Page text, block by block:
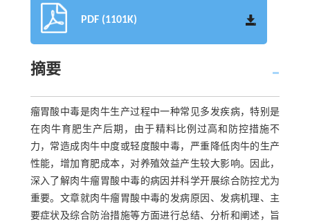
PDF (1101K)
摘要
瘤胃酸中毒是肉牛生产过程中一种常见多发疾病，特别是
在肉牛育肥生产后期，由于精料比例过高和防控措施不
力，常造成肉牛中度或轻度酸中毒，严重降低肉牛的生产
性能，增加育肥成本，对养殖效益产生较大影响。因此，
深入了解肉牛瘤胃酸中毒的病因并科学开展综合防控尤为
重要。文章就肉牛瘤胃酸中毒的发病原因、发病机理、主
要症状及综合防治措施等方面进行总结、分析和阐述，旨